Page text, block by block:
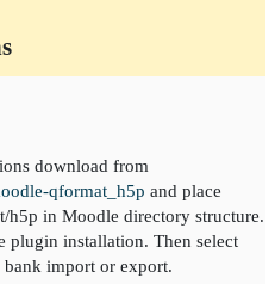
download from
qformat_h5p and place
h5p in Moodle directory structure.
plugin installation. Then select
import or export.